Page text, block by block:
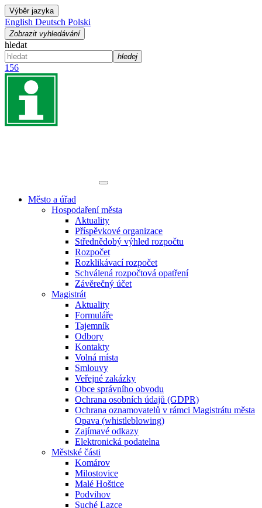
Výběr jazyka
English Deutsch Polski
Zobrazit vyhledávání
hledat
hledej
156
Město a úřad
Hospodaření města
Aktuality
Příspěvkové organizace
Střednědobý výhled rozpočtu
Rozpočet
Rozklikávací rozpočet
Schválená rozpočtová opatření
Závěrečný účet
Magistrát
Aktuality
Formuláře
Tajemník
Odbory
Kontakty
Volná místa
Smlouvy
Veřejné zakázky
Obce správního obvodu
Ochrana osobních údajů (GDPR)
Ochrana oznamovatelů v rámci Magistrátu města
Opava (whistleblowing)
Zajímavé odkazy
Elektronická podatelna
Městské části
Komárov
Milostovice
Malé Hoštice
Podvihov
Suché Lazce